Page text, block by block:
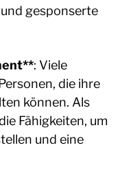
gesponserte
: Viele
die ihre
können. Als
Fähigkeiten, um
und eine